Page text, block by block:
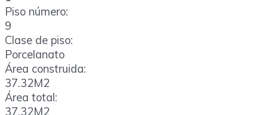
Piso número:
9
Clase de piso:
Porcelanato
Área construida:
37.32M2
Área total:
37.32M2